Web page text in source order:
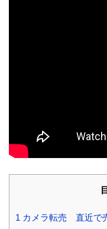
1 カメラ転売 直近で